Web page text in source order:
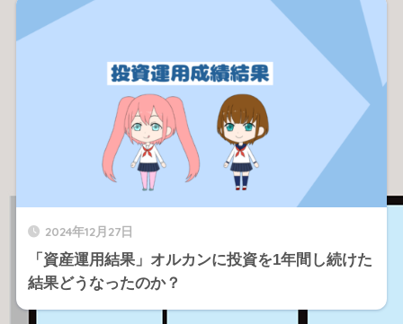
2024年12月27日
「資産運用結果」オルカンに投資を1年間し続けた
結果どうなったのか？